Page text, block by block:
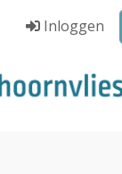
Inloggen